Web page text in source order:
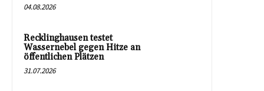
04.08.2026
Recklinghausen testet
Wassernebel gegen Hitze an
öffentlichen Plätzen
31.07.2026